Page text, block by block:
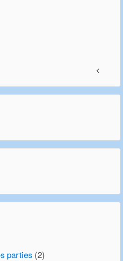
parties (2)